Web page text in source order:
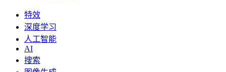
特效
深度学习
人工智能
AI
搜索